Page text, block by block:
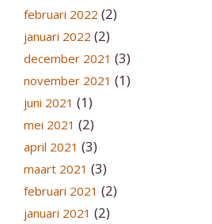
februari 2022 (2)
januari 2022 (2)
december 2021 (3)
november 2021 (1)
juni 2021 (1)
mei 2021 (2)
april 2021 (3)
maart 2021 (3)
februari 2021 (2)
januari 2021 (2)